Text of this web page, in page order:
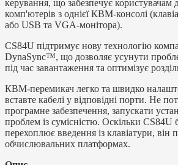
керування, що забезпечує користувачам
комп'ютерів з однієї КВМ-консолі
або USB та VGA-монітора).
CS84U підтримує нову технологію
DynaSync™, що дозволяє усунути
під час завантаження та оптимізує
КВМ-перемикач легко та швидко
вставте кабелі у відповідні порти. Не
програмне забезпечення, запускати
проблем із сумісністю. Оскільки CS84U
перехоплює введення із клавіатури, він
обчислювальних платформах.